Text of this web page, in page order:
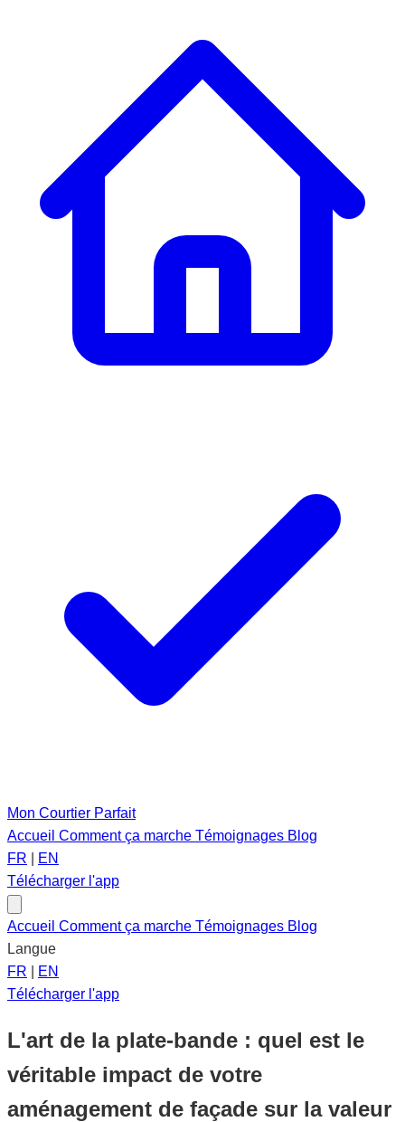
Mon Courtier Parfait
Accueil Comment ça marche Témoignages Blog
FR
EN
Télécharger l'app
Accueil Comment ça marche Témoignages Blog
Langue
FR
EN
Télécharger l'app
L'art de la plate-bande : quel est le
véritable impact de votre
aménagement de façade sur la valeur